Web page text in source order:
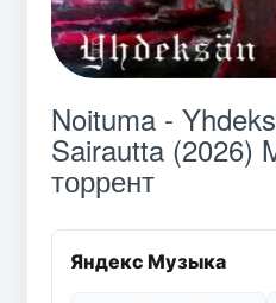
Noituma -
Sairautta (2026)
торрент
Яндекс Музыка